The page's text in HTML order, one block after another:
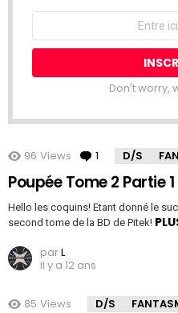
Don't worry,
96 Views 1 Comment
D/S
Poupée Tome 2 Partie 1
Hello les coquins! Etant donné le
second tome de la BD de Pitek!
parL
il y a 12 ans
85 Views D/S